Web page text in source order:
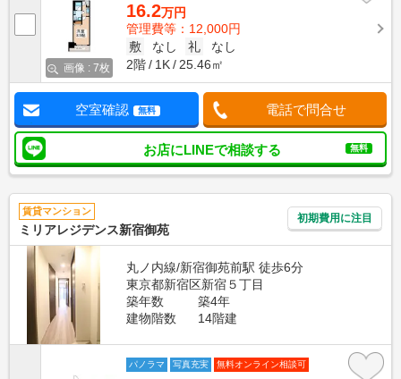
画像 : 7枚
16.2万円
管理費等：12,000円
敷
なし 礼
なし
2階
1K 25.46㎡
空室確認 無料 電話で問合せ
お店にLINEで相談する 無料
賃貸マンション
ミリアレジデンス新宿御苑
初期費用に注目
丸ノ内線/新宿御苑前駅 徒歩6分
東京都新宿区新宿５丁目
築年数
築4年
建物階数
14階建
パノラマ 写真充実 無料オンライン相談可